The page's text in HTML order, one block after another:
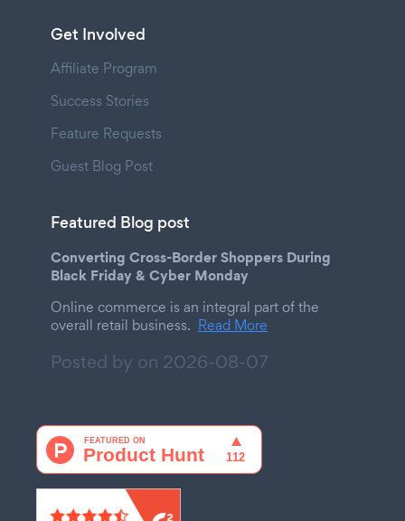
Get Involved
Affiliate Program
Success Stories
Feature Requests
Guest Blog Post
Featured Blog post
Converting Cross-Border Shoppers During
Black Friday & Cyber Monday
Online commerce is an integral part of the
overall retail business. Read More
Posted by on 2026-08-07